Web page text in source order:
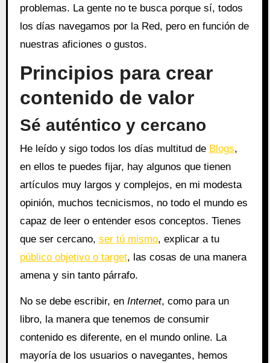
problemas. La gente no te busca porque sí, todos
los días navegamos por la Red, pero en función de
nuestras aficiones o gustos.
Principios para crear
contenido de valor
Sé auténtico y cercano
He leído y sigo todos los días multitud de Blogs,
en ellos te puedes fijar, hay algunos que tienen
artículos muy largos y complejos, en mi modesta
opinión, muchos tecnicismos, no todo el mundo es
capaz de leer o entender esos conceptos. Tienes
que ser cercano, ser tú mismo, explicar a tu
público objetivo o target, las cosas de una manera
amena y sin tanto párrafo.
No se debe escribir, en Internet, como para un
libro, la manera que tenemos de consumir
contenido es diferente, en el mundo online. La
mayoría de los usuarios o navegantes, hemos